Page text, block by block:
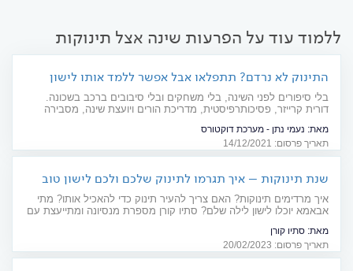
ללמוד עוד על הפרעות שינה אצל תינוקות
התינוק לא נרדם? תתפלאו אבל אפשר ללמד אותו לישון
בלי סיפורים לפני השינה, בלי משחקים ובלי סיבובים ברכב בשכונה.
דורית קרייזר, פסיכותרפיסטית, מדריכת הורים ויועצת שינה, מסבירה
של ילדיהם הרכים ומציעה להם פשוט להוריד הילוך
מאת: נעמי נתן - מערכת דוקטורס
תאריך פרסום: 14/12/2021
שנת תינוקות – איך תגרמו לתינוק שלכם ולכם לישון טוב
איך מרדימים תינוקות? האם צריך להעיר תינוק כדי להאכיל אותו? מתי
אבאמא יוכלו לישון לילה שלם? סתיו קורן מספרת מנסיונה ומתייעצת עם
מאת: סתיו קורן
תאריך פרסום: 20/02/2023